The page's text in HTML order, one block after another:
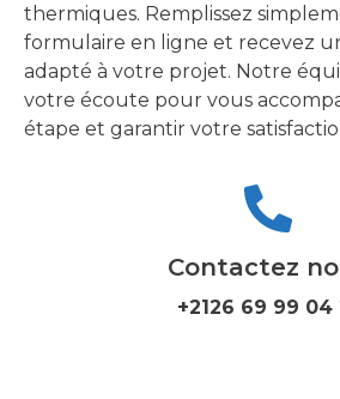
thermiques. Remplissez
formulaire en ligne et recevez
adapté à votre projet. Notre
votre écoute pour vous
étape et garantir votre
Contactez
+2126 69 99 04